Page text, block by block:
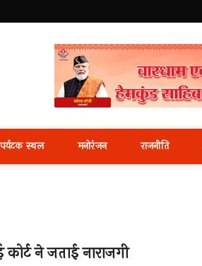
News Portal
पर्यटक स्थल मनोरंजन राजनीति
ने जताई नाराजगी